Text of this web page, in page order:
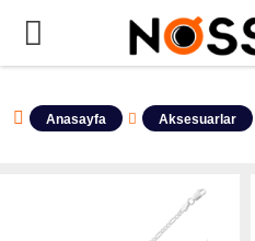
Anasayfa Aksesuarlar